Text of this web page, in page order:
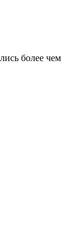
более чем